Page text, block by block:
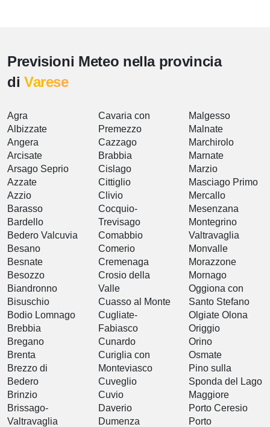
Previsioni Meteo nella provincia
di Varese
Agra
Albizzate
Angera
Arcisate
Arsago Seprio
Azzate
Azzio
Barasso
Bardello
Bedero Valcuvia
Besano
Besnate
Besozzo
Biandronno
Bisuschio
Bodio Lomnago
Brebbia
Bregano
Brenta
Brezzo di
Bedero
Brinzio
Brissago-
Valtravaglia
Cavaria con
Premezzo
Cazzago
Brabbia
Cislago
Cittiglio
Clivio
Cocquio-
Trevisago
Comabbio
Comerio
Cremenaga
Crosio della
Valle
Cuasso al Monte
Cugliate-
Fabiasco
Cunardo
Curiglia con
Monteviasco
Cuveglio
Cuvio
Daverio
Dumenza
Malgesso
Malnate
Marchirolo
Marnate
Marzio
Masciago Primo
Mercallo
Mesenzana
Montegrino
Valtravaglia
Monvalle
Morazzone
Mornago
Oggiona con
Santo Stefano
Olgiate Olona
Origgio
Orino
Osmate
Pino sulla
Sponda del Lago
Maggiore
Porto Ceresio
Porto